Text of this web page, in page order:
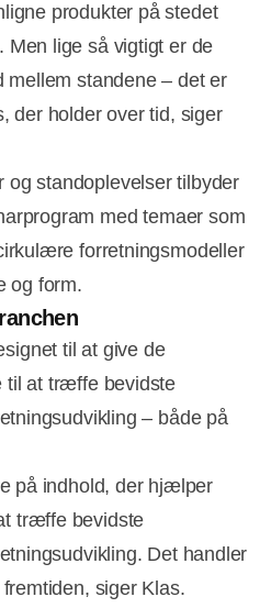
produkter på stedet
Men lige så vigtigt er de
mellem standene – det er
der holder over tid, siger
og standoplevelser tilbyder
med temaer som
forretningsmodeller
og form.
til at give de
til at træffe bevidste
– både på
på indhold, der hjælper
træffe bevidste
Det handler
siger Klas.